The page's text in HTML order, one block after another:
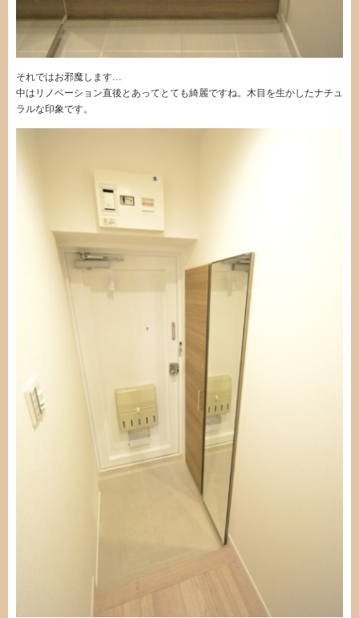
それではお邪魔します…
中はリノベーション直後とあってとても綺麗ですね。木目を生かしたナチュ
ラルな印象です。